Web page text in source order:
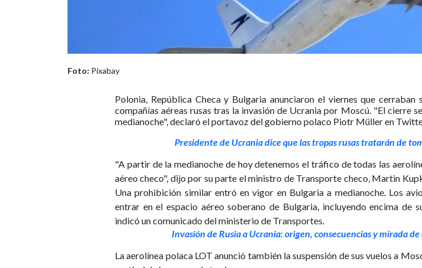
Foto: Pixabay
Polonia, República Checa y Bulgaria anunciaron el viernes que cerraban
compañías aéreas rusas tras la invasión de Ucrania por Moscú. "El cierre
medianoche", declaró el portavoz del gobierno polaco Piotr Müller en
Presidente de Ucrania dice que las tropas rusas tratarán de
"A partir de la medianoche de hoy detenemos el tráfico de todas las
aéreo checo", dijo por su parte el ministro de Transporte checo, Martin
Una prohibición similar entró en vigor en Bulgaria a medianoche. Los
entrar en el espacio aéreo soberano de Bulgaria, incluyendo encima de
indicó un comunicado del ministerio de Transportes.
Invasión de Rusia a Ucrania: origen, consecuencias y mirada
La aerolínea polaca LOT anunció también la suspensión de sus vuelos a